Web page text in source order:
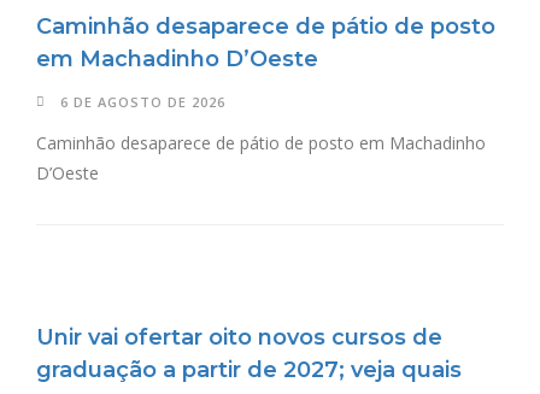
Caminhão desaparece de pátio de posto
em Machadinho D’Oeste
6 DE AGOSTO DE 2026
Caminhão desaparece de pátio de posto em Machadinho
D’Oeste
Unir vai ofertar oito novos cursos de
graduação a partir de 2027; veja quais